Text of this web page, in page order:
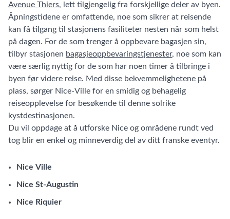
Avenue Thiers, lett tilgjengelig fra forskjellige deler av byen.
Åpningstidene er omfattende, noe som sikrer at reisende
kan få tilgang til stasjonens fasiliteter nesten når som helst
på dagen. For de som trenger å oppbevare bagasjen sin,
tilbyr stasjonen bagasjeoppbevaringstjenester, noe som kan
være særlig nyttig for de som har noen timer å tilbringe i
byen før videre reise. Med disse bekvemmelighetene på
plass, sørger Nice-Ville for en smidig og behagelig
reiseopplevelse for besøkende til denne solrike
kystdestinasjonen.
Du vil oppdage at å utforske Nice og områdene rundt ved
tog blir en enkel og minneverdig del av ditt franske eventyr.
Nice Ville
Nice St-Augustin
Nice Riquier